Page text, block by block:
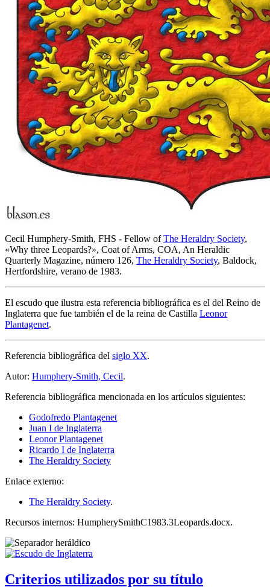
Cecil Humphery-Smith, FHS - Fellow ofThe Heraldry Society,
«Why three Leopards?», Coat of Arms, COA, An Heraldic
Quarterly Magazine, número 126, The Heraldry Society, Baldock,
Hertfordshire, verano de 1983.
El escudo que ilustra esta referencia bibliográfica es el del Reino de
Inglaterra que fue también el de la reina de Castilla Leonor
Plantagenet.
Referencia bibliográfica del siglo XX.
Autor: Humphery-Smith, Cecil.
Referencia bibliográfica mencionada en los artículos siguientes:
Godofredo Plantagenet
Juan I de Inglaterra
Leonor Plantagenet
Ricardo I de Inglaterra
The Heraldry Society
Enlace externo:
The Heraldry Society.
Recursos internos: HumpherySmithC1983.3Leopards.docx.
Criterios utilizados por su título